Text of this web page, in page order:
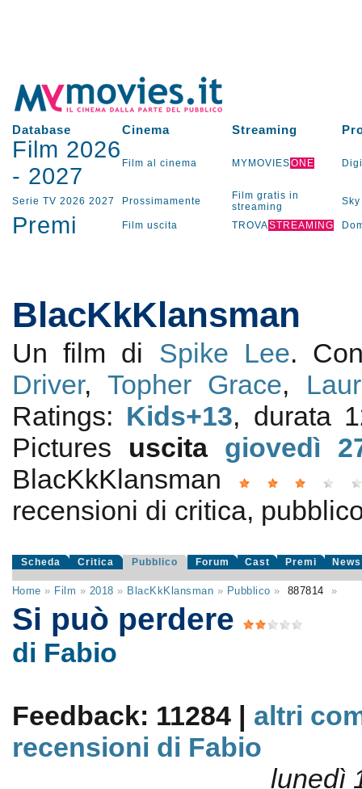
Database Cinema Streaming
Film 2026
- 2027 Film al cinema MYMOVIESONE
Serie TV 2026 2027 Prossimamente
Film gratis in
streaming
Sky
Premi Film uscita TROVASTREAMING
BlacKkKlansman
Un film di Spike Lee.
Driver, Topher Grace,
Ratings: Kids+13, durata
Pictures uscita giovedì
BlacKkKlansman
recensioni di critica,
Scheda Critica Pubblico Forum Cast Premi News
Home » Film » 2018 » BlacKkKlansman » Pubblico » 887814 »
Si può perdere
di Fabio
Feedback: 11284 | altri
recensioni di Fabio
lunedì